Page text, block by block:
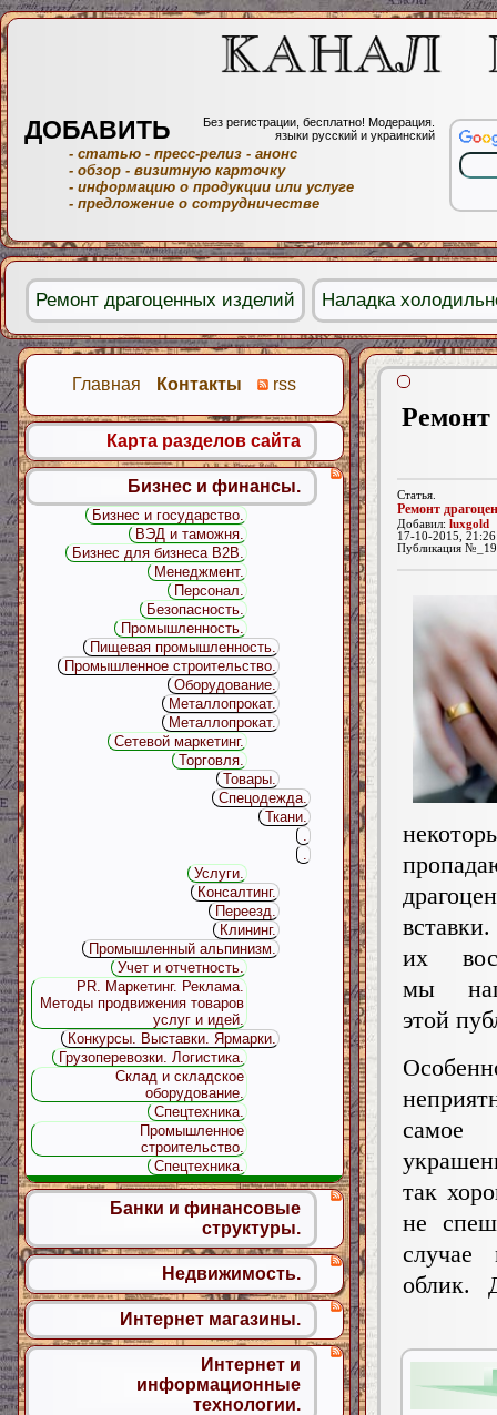
Ремонт
Статья.
Ремонт
Добавил: luxgold
17-10-2015,
Публикация
их
мы
этой
самое
так
не
случае
облик.
Главная Контакты rss
Карта разделов сайта
Бизнес и финансы.
Бизнес и государство.
ВЭД и таможня.
Бизнес для бизнеса B2B.
Менеджмент.
Персонал.
Безопасность.
Промышленность.
Пищевая промышленность.
Промышленное строительство.
Оборудование.
Металлопрокат.
Металлопрокат.
Сетевой маркетинг.
Торговля.
Товары.
Спецодежда.
Ткани.
.
.
Услуги.
Консалтинг.
Переезд.
Клининг.
Промышленный альпинизм.
Учет и отчетность.
PR. Маркетинг. Реклама.
Методы продвижения товаров
услуг и идей.
Конкурсы. Выставки. Ярмарки.
Грузоперевозки. Логистика.
Склад и складское
оборудование.
Спецтехника.
Промышленное
строительство.
Спецтехника.
Банки и финансовые
структуры.
Недвижимость.
Интернет магазины.
Интернет и
информационные
технологии.
ДОБАВИТЬ
Без регистрации, бесплатно! Модерация.
языки русский и украинский
- статью - пресс-релиз - анонс
- обзор - визитную карточку
- информацию о продукции или услуге
- предложение о сотрудничестве
Ремонт драгоценных изделий Наладка